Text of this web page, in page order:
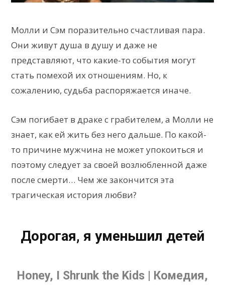
Молли и Сэм поразительно счастливая пара.
Они живут душа в душу и даже не
представляют, что какие-то события могут
стать помехой их отношениям. Но, к
сожалению, судьба распоряжается иначе.
Сэм погибает в драке с грабителем, а Молли не
знает, как ей жить без него дальше. По какой-
то причине мужчина не может упокоиться и
поэтому следует за своей возлюбленной даже
после смерти… Чем же закончится эта
трагическая история любви?
Дорогая, я уменьшил детей
Honey, I Shrunk the Kids | Комедия,